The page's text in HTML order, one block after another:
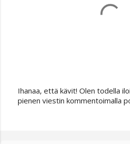
L
Ihanaa, että kävit! Olen todella
pienen viestin kommentoimalla